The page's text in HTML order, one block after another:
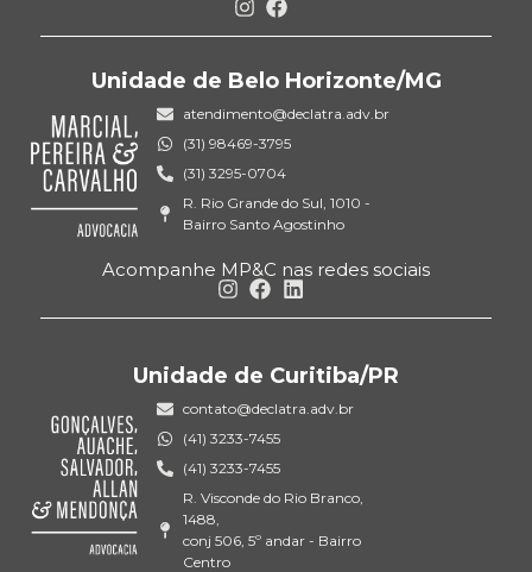
Unidade de Belo Horizonte/MG
atendimento@declatra.adv.br
(31) 98469-3795
(31) 3295-0704
R. Rio Grande do Sul, 1010 -
Bairro Santo Agostinho
Acompanhe MP&C nas redes sociais
Unidade de Curitiba/PR
contato@declatra.adv.br
(41) 3233-7455
(41) 3233-7455
R. Visconde do Rio Branco,
1488,
conj 506, 5º andar - Bairro
Centro